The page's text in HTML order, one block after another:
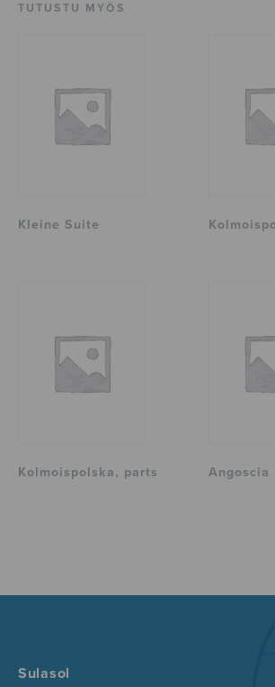
TUTUSTU MYÖS
Kleine Suite
Kolmoispolska, parts Angoscia
Sulasol